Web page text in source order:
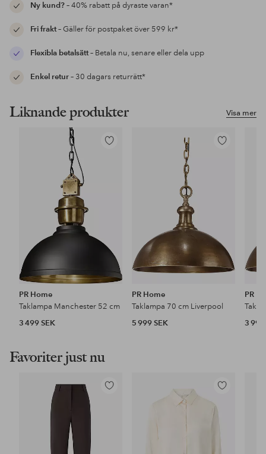
Ny kund?– 40% rabatt på dyraste varan*
Fri frakt– Gäller för postpaket över 599 kr*
Flexibla betalsätt– Betala nu, senare eller dela upp
Enkel retur– 30 dagars returrätt*
Visa mer
Liknande produkter
Lägg
PR Home
Taklampa Manchester 52 cm
3 499 SEK
Lägg
PR Home
Taklampa 70 cm Liverpool
5 999 SEK
PR
3 999
Favoriter just nu
Lägg
Lägg
i